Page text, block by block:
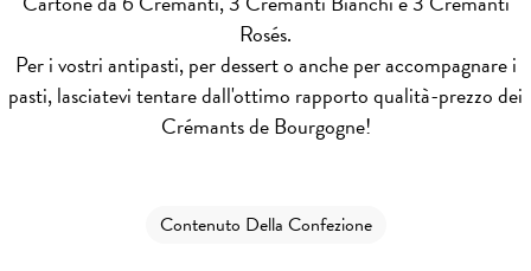
Rosés.
Per i vostri antipasti, per dessert o anche per accompagnare i
pasti, lasciatevi tentare dall'ottimo rapporto qualità-prezzo dei
Crémants de Bourgogne!
Contenuto Della Confezione